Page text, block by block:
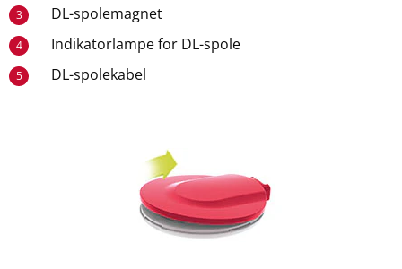
3 DL-spolemagnet
4 Indikatorlampe for DL-spole
5 DL-spolekabel